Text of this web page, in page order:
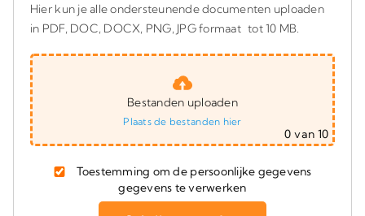
Hier kun je alle ondersteunende documenten uploaden
in PDF, DOC, DOCX, PNG, JPG formaat tot 10 MB.
Bestanden uploaden
Plaats de bestanden hier
0 van 10
Toestemming om de persoonlijke gegevens
gegevens te verwerken